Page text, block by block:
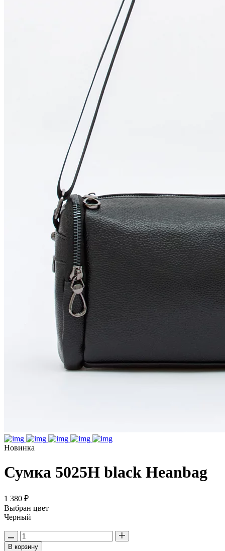
Новинка
Сумка 5025H black Heanbag
1 380 ₽
Выбран цвет
Черный
В корзину